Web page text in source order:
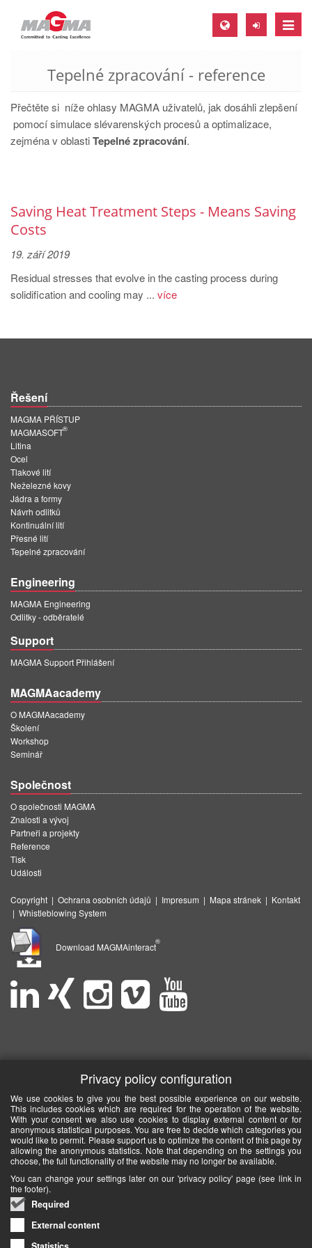
Toggle
MAGMA Europe, Germany
EN
CS
ES
MAGMA South-America, Brazil
ES
TR
MAGMA China
ZH
MAGMA India
EN
MAGMA Korea
EN
KO
Tepelné zpracování - reference
Přečtěte si níže ohlasy MAGMA uživatelů, jak dosáhli zlepšení
pomocí simulace slévarenských procesů a optimalizace,
zejména v oblastiTepelné zpracování.
Saving Heat Treatment Steps - Means Saving
Costs
19. září 2019
Residual stresses that evolve in the casting process during
solidification and cooling may ... více
Řešení
MAGMA PŘÍSTUP
MAGMASOFT
®
Litina
Ocel
Tlakové lití
Neželezné kovy
Jádra a formy
Návrh odlitků
Kontinuální lití
Přesné lití
Tepelné zpracování
Engineering
MAGMA Engineering
Odlitky - odběratelé
Support
MAGMA Support Přihlášení
MAGMAacademy
O MAGMAacademy
Školení
Workshop
Seminář
Společnost
O společnosti MAGMA
Znalosti a vývoj
Partneři a projekty
Reference
Tisk
Události
Copyright | Ochrana osobních údajů | Impresum | Mapa stránek | Kontakt
| Whistleblowing System
Download MAGMAinteract
®
Privacy policy configuration
We use cookies to give you the best possible experience on our website.
This includes cookies which are required for the operation of the website.
With your consent we also use cookies to display external content or for
anonymous statistical purposes. You are free to decide which categories you
would like to permit. Please support us to optimize the content of this page by
allowing the anonymous statistics. Note that depending on the settings you
choose, the full functionality of the website may no longer be available.
You can change your settings later on our 'privacy policy' page (see link in
the footer).
Required
External content